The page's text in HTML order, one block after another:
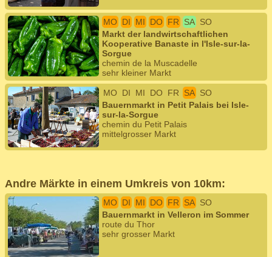
MO DI MI DO FR SA SO
Markt der landwirtschaftlichen
Kooperative Banaste in l'Isle-sur-la-
Sorgue
chemin de la Muscadelle
sehr kleiner Markt
MO DI MI DO FR SA SO
Bauernmarkt in Petit Palais bei Isle-
sur-la-Sorgue
chemin du Petit Palais
mittelgrosser Markt
Andre Märkte in einem Umkreis von 10km:
MO DI MI DO FR SA SO
Bauernmarkt in Velleron im Sommer
route du Thor
sehr grosser Markt